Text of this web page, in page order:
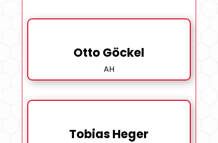
Otto Göckel
AH
Tobias Heger